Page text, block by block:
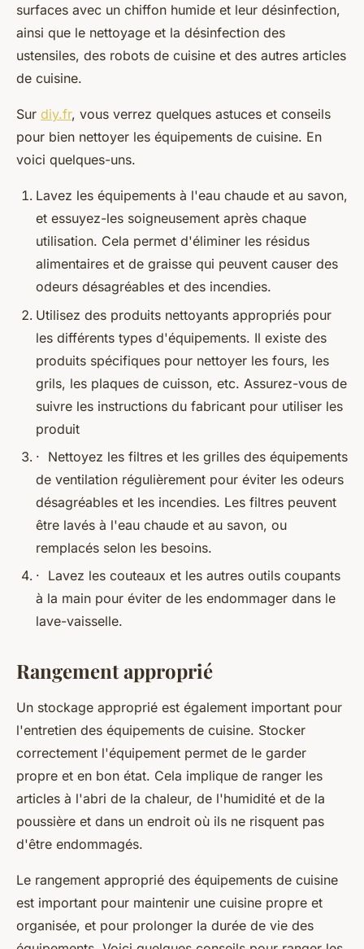
surfaces avec un chiffon humide et leur désinfection,
ainsi que le nettoyage et la désinfection des
ustensiles, des robots de cuisine et des autres articles
de cuisine.
Sur diy.fr, vous verrez quelques astuces et conseils
pour bien nettoyer les équipements de cuisine. En
voici quelques-uns.
Lavez les équipements à l'eau chaude et au savon,
et essuyez-les soigneusement après chaque
utilisation. Cela permet d'éliminer les résidus
alimentaires et de graisse qui peuvent causer des
odeurs désagréables et des incendies.
Utilisez des produits nettoyants appropriés pour
les différents types d'équipements. Il existe des
produits spécifiques pour nettoyer les fours, les
grils, les plaques de cuisson, etc. Assurez-vous de
suivre les instructions du fabricant pour utiliser les
produit
· Nettoyez les filtres et les grilles des équipements
de ventilation régulièrement pour éviter les odeurs
désagréables et les incendies. Les filtres peuvent
être lavés à l'eau chaude et au savon, ou
remplacés selon les besoins.
· Lavez les couteaux et les autres outils coupants
à la main pour éviter de les endommager dans le
lave-vaisselle.
Rangement approprié
Un stockage approprié est également important pour
l'entretien des équipements de cuisine. Stocker
correctement l'équipement permet de le garder
propre et en bon état. Cela implique de ranger les
articles à l'abri de la chaleur, de l'humidité et de la
poussière et dans un endroit où ils ne risquent pas
d'être endommagés.
Le rangement approprié des équipements de cuisine
est important pour maintenir une cuisine propre et
organisée, et pour prolonger la durée de vie des